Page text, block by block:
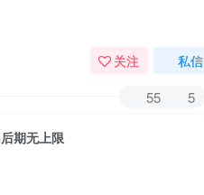
关注 私信
55 5
期无上限